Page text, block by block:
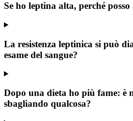
Se ho leptina alta, perché
La resistenza leptinica si può
esame del sangue?
Dopo una dieta ho più fame: è
sbagliando qualcosa?